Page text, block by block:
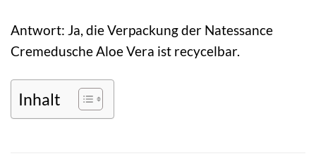
Antwort: Ja, die Verpackung der Natessance
Cremedusche Aloe Vera ist recycelbar.
Inhalt